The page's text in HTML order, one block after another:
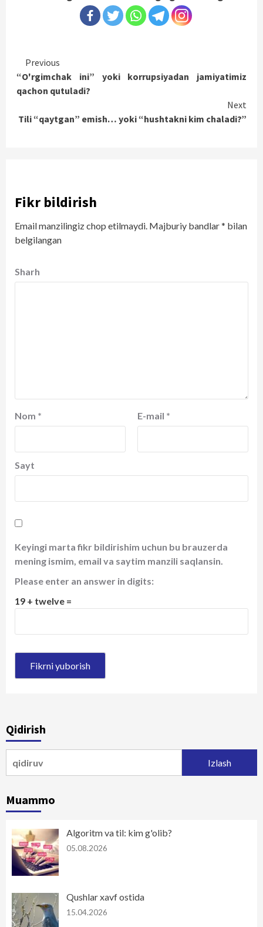
Continue
Reading
Previous
“O'rgimchak ini” yoki korrupsiyadan jamiyatimiz
qachon qutuladi?
Next
Tili “qaytgan” emish… yoki “hushtakni kim chaladi?”
Fikr bildirish
Email manzilingiz chop etilmaydi. Majburiy bandlar* bilan
belgilangan
Sharh
Nom * E-mail *
Sayt
Keyingi marta fikr bildirishim uchun bu brauzerda
mening ismim, email va saytim manzili saqlansin.
Please enter an answer in digits:
19 + twelve =
Qidirish
Muammo
Algoritm va til: kim g'olib?
05.08.2026
Qushlar xavf ostida
15.04.2026